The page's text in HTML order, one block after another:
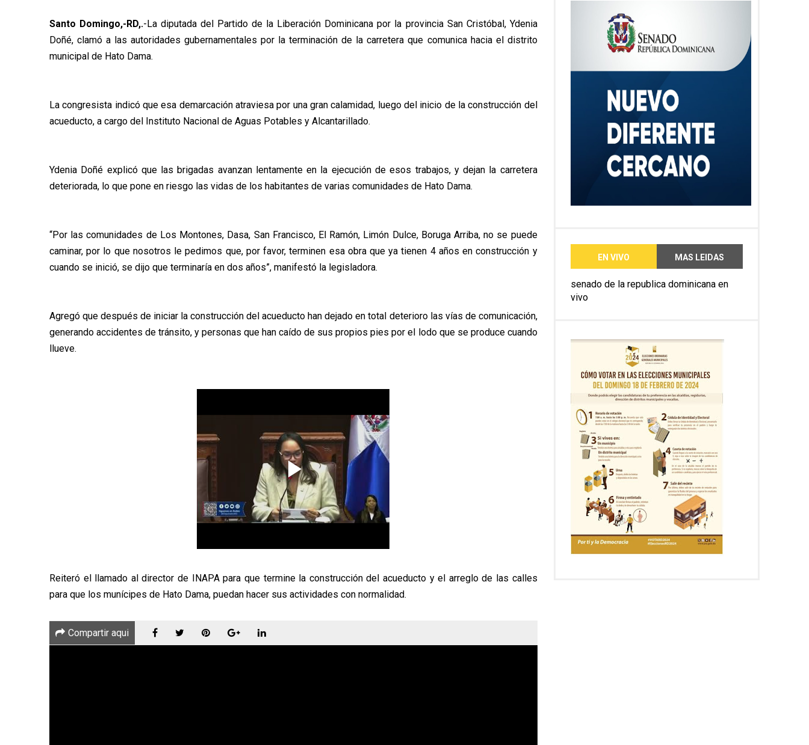
Santo Domingo,-RD,.-La diputada del Partido de la Liberación Dominicana por la provincia San Cristóbal, Ydenia
Doñé, clamó a las autoridades gubernamentales por la terminación de la carretera que comunica hacia el distrito
municipal de Hato Dama.
La congresista indicó que esa demarcación atraviesa por una gran calamidad, luego del inicio de la construcción del
acueducto, a cargo del Instituto Nacional de Aguas Potables y Alcantarillado.
Ydenia Doñé explicó que las brigadas avanzan lentamente en la ejecución de esos trabajos, y dejan la carretera
deteriorada, lo que pone en riesgo las vidas de los habitantes de varias comunidades de Hato Dama.
“Por las comunidades de Los Montones, Dasa, San Francisco, El Ramón, Limón Dulce, Boruga Arriba, no se puede
caminar, por lo que nosotros le pedimos que, por favor, terminen esa obra que ya tienen 4 años en construcción y
cuando se inició, se dijo que terminaría en dos años”, manifestó la legisladora.
Agregó que después de iniciar la construcción del acueducto han dejado en total deterioro las vías de comunicación,
generando accidentes de tránsito, y personas que han caído de sus propios pies por el lodo que se produce cuando
llueve.
Reiteró el llamado al director de INAPA para que termine la construcción del acueducto y el arreglo de las calles
para que los munícipes de Hato Dama, puedan hacer sus actividades con normalidad.
Compartir aqui
EN VIVO MAS LEIDAS
senado de la republica dominicana en
vivo